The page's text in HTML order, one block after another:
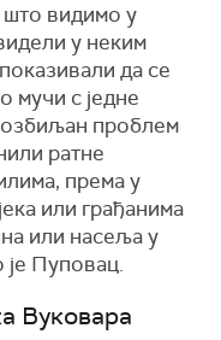
што видимо у
у неким
да се
мучи с једне
озбиљан проблем
ратне
према у
или грађанима
или насеља у
је Пуповац.
Вуковара